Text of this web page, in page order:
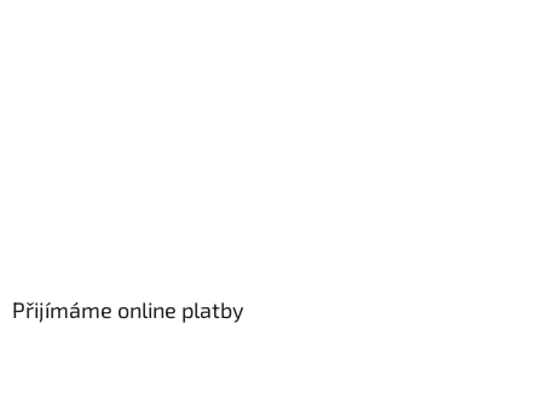
Přijímáme online platby